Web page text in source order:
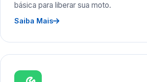
básica para liberar sua moto.
Saiba Mais